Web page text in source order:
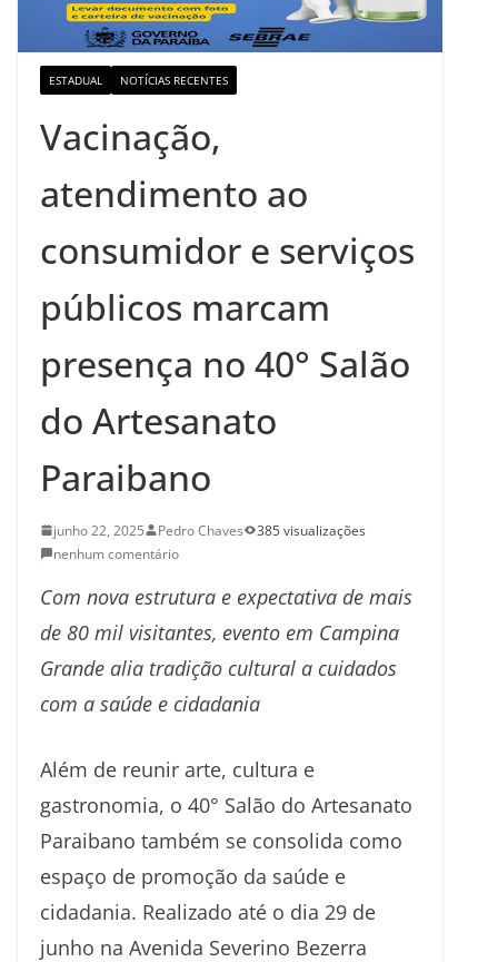
ESTADUAL NOTÍCIAS RECENTES
Vacinação,
atendimento ao
consumidor e serviços
públicos marcam
presença no 40° Salão
do Artesanato
Paraibano
junho 22, 2025 Pedro Chaves
385 visualizações
nenhum comentário
Com nova estrutura e expectativa de mais
de 80 mil visitantes, evento em Campina
Grande alia tradição cultural a cuidados
com a saúde e cidadania
Além de reunir arte, cultura e
gastronomia, o 40° Salão do Artesanato
Paraibano também se consolida como
espaço de promoção da saúde e
cidadania. Realizado até o dia 29 de
junho na Avenida Severino Bezerra